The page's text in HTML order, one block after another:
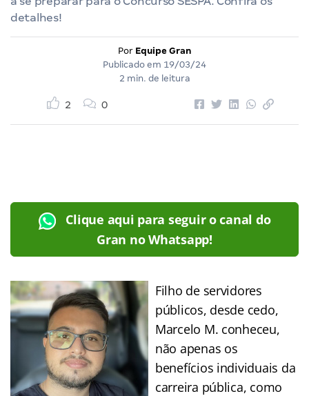
detalhes!
Por Equipe Gran
Publicado em 19/03/24
2 min. de leitura
2 0
Clique aqui para seguir o canal do
Gran no Whatsapp!
Filho de servidores
públicos, desde cedo,
Marcelo M. conheceu,
não apenas os
benefícios individuais da
carreira pública, como